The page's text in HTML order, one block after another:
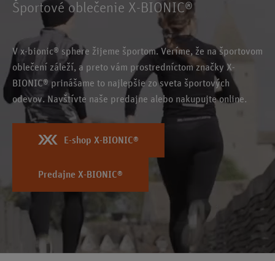
Športové oblečenie X-BIONIC®
V x-bionic® sphere žijeme športom. Veríme, že na športovom
oblečení záleží, a preto vám prostredníctom značky X-
BIONIC® prinášame to najlepšie zo sveta športových
odevov. Navštívte naše predajne alebo nakupujte online.
E-shop X-BIONIC®
Predajne X-BIONIC®